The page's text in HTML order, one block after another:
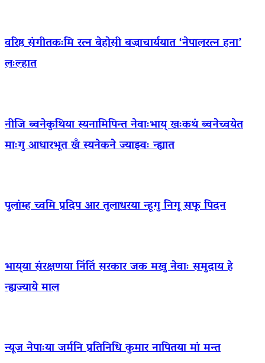
वरिष्ठ संगीतकःमि रत्न बेहोसी बज्राचार्ययात ‘नेपालरत्न हना’
लःल्हात
नीजि ब्वनेकुथिया स्यनामिपिन्त नेवाःभाय् खःकथं ब्वनेच्वयेत
माःगु आधारभूत खँ स्यनेकने ज्याझ्वः न्ह्यात
पुलांम्ह च्वमि प्रदिप आर तुलाधरया न्हूगु निगू सफू पिदन
भाय्‌या संरक्षणया निंतिं सरकार जक मखु नेवाः समुदाय हे
न्ह्यज्याये माल
न्यूज नेपाःया जर्मनि प्रतिनिधि कुमार नापितया मां मन्त